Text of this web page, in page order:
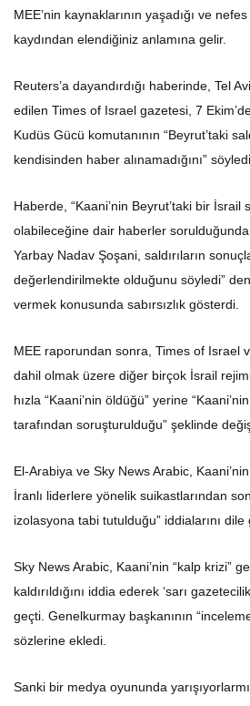
MEE’nin kaynaklarının yaşadığı ve
kaydından elendiğiniz anlamına gelir.
Reuters’a dayandırdığı haberinde, Tel
edilen Times of Israel gazetesi, 7
Kudüs Gücü komutanının “Beyrut’taki
kendisinden haber alınamadığını” söyledi.
Haberde, “Kaani’nin Beyrut’taki bir İsrail
olabileceğine dair haberler
Yarbay Nadav Şoşani, saldırıların
değerlendirilmekte olduğunu söyledi”
vermek konusunda sabırsızlık gösterdi.
MEE raporundan sonra, Times of Israel
dahil olmak üzere diğer birçok İsrail rejimi
hızla “Kaani’nin öldüğü” yerine
tarafından soruşturulduğu” şeklinde
El-Arabiya ve Sky News Arabic,
İranlı liderlere yönelik suikastlarından
izolasyona tabi tutulduğu” iddialarını dile
Sky News Arabic, Kaani’nin “kalp krizi”
kaldırıldığını iddia ederek ‘sarı
geçti. Genelkurmay başkanının
sözlerine ekledi.
Sanki bir medya oyununda